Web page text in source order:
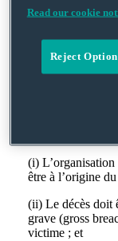
Les conditions
d’une faute
responsabilité
corporate
Ecosse)
par la société
d’obtenir la
(i) L’organisation
être à l’origine
(ii) Le décès doit
grave (gross
victime ; et
Read our cookie
Reject